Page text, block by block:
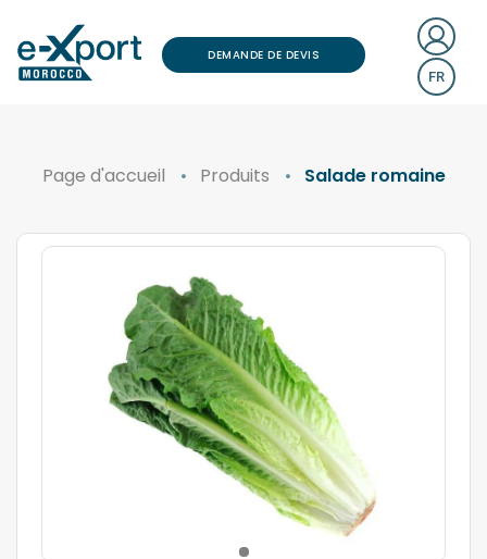
DEMANDE DE DEVIS
FR
Page d'accueil Produits Salade romaine